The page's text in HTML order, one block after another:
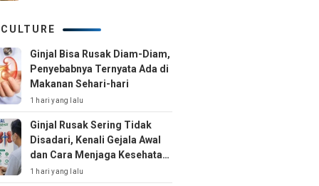
Ginjal Bisa Rusak Diam-Diam,
Penyebabnya Ternyata Ada di
Makanan Sehari-hari
1 hari yang lalu
Ginjal Rusak Sering Tidak
Disadari, Kenali Gejala Awal
dan Cara Menjaga Kesehatan
Ginjal Sejak Dini
1 hari yang lalu